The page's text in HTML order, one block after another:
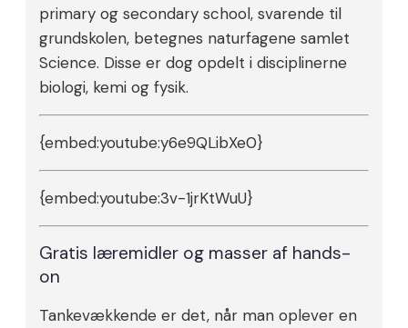
primary og secondary school, svarende til
grundskolen, betegnes naturfagene samlet
Science. Disse er dog opdelt i disciplinerne
biologi, kemi og fysik.
{embed:youtube:y6e9QLibXe0}
{embed:youtube:3v-1jrKtWuU}
Gratis læremidler og masser af hands-
on
Tankevækkende er det, når man oplever en